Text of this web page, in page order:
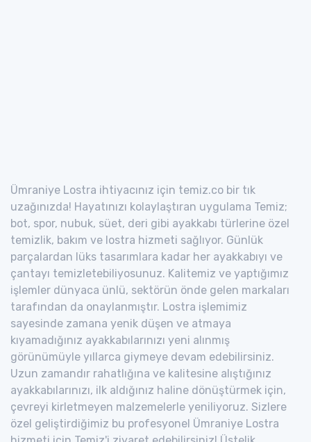
Ümraniye Lostra ihtiyacınız için temiz.co bir tık
uzağınızda! Hayatınızı kolaylaştıran uygulama Temiz;
bot, spor, nubuk, süet, deri gibi ayakkabı türlerine özel
temizlik, bakım ve lostra hizmeti sağlıyor. Günlük
parçalardan lüks tasarımlara kadar her ayakkabıyı ve
çantayı temizletebiliyosunuz. Kalitemiz ve yaptığımız
işlemler dünyaca ünlü, sektörün önde gelen markaları
tarafından da onaylanmıştır. Lostra işlemimiz
sayesinde zamana yenik düşen ve atmaya
kıyamadığınız ayakkabılarınızı yeni alınmış
görünümüyle yıllarca giymeye devam edebilirsiniz.
Uzun zamandır rahatlığına ve kalitesine alıştığınız
ayakkabılarınızı, ilk aldığınız haline dönüştürmek için,
çevreyi kirletmeyen malzemelerle yeniliyoruz. Sizlere
özel geliştirdiğimiz bu profesyonel Ümraniye Lostra